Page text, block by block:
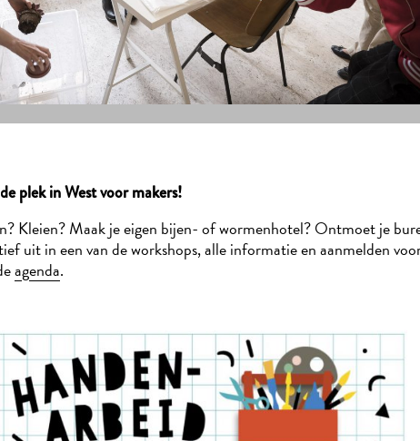
plek in West voor makers!
Kleien? Maak je eigen bijen- of wormenhotel? Ontmoet je
uit in een van de workshops, alle informatie en aanmelden
agenda.